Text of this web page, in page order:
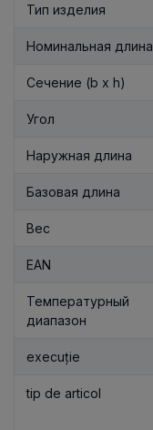
Тип изделия
Номинальная длина
Сечение (b x h)
Угол
Наружная длина
Базовая длина
Вес
EAN
Температурный
диапазон
execuție
tip de articol